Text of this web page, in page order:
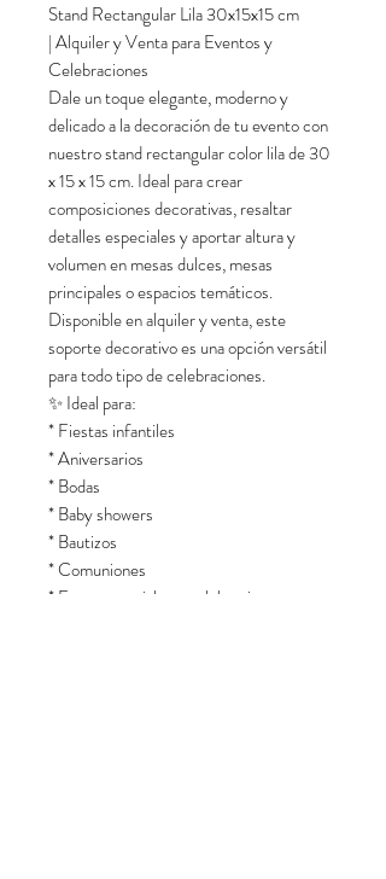
Stand Rectangular Lila 30x15x15 cm
| Alquiler y Venta para Eventos y
Celebraciones
Dale un toque elegante, moderno y
delicado a la decoración de tu evento con
nuestro stand rectangular color lila de 30
x 15 x 15 cm. Ideal para crear
composiciones decorativas, resaltar
detalles especiales y aportar altura y
volumen en mesas dulces, mesas
principales o espacios temáticos.
Disponible en alquiler y venta, este
soporte decorativo es una opción versátil
para todo tipo de celebraciones.
✨ Ideal para:
* Fiestas infantiles
* Aniversarios
* Bodas
* Baby showers
* Bautizos
* Comuniones
* Eventos sociales y celebraciones